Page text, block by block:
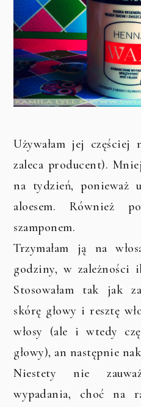
Używałam jej
zaleca producent).
na tydzień, ponieważ
aloesem. Również
szamponem.
Trzymałam ją na
godziny, w zależności
Stosowałam tak jak
skórę głowy i resztę
włosy (ale i wtedy
głowy), an następnie
Niestety nie
wypadania, choć na